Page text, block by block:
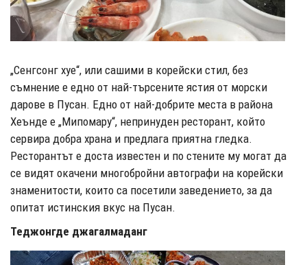
„Сенгсонг хуе“, или сашими в корейски стил, без
съмнение е едно от най-търсените ястия от морски
дарове в Пусан. Едно от най-добрите места в района
Хеънде е „Мипомару“, непринуден ресторант, който
сервира добра храна и предлага приятна гледка.
Ресторантът е доста известен и по стените му могат да
се видят окачени многобройни автографи на корейски
знаменитости, които са посетили заведението, за да
опитат истинския вкус на Пусан.
Теджонгде джагалмаданг